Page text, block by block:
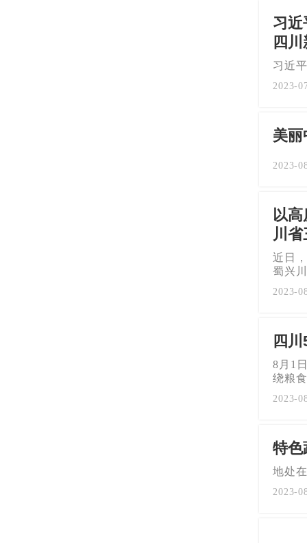
习
四
习近
2023-
美丽
2023-
以
川
近日
蜀兴
2023-
四
8月1
绕粮
2023-
特色
地处
2023-